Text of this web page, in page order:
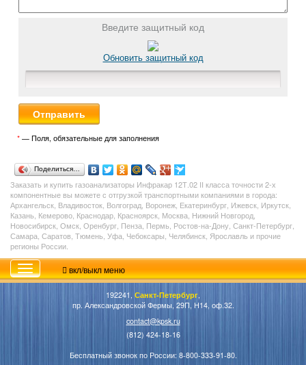
Введите защитный код
Обновить защитный код
* — Поля, обязательные для заполнения
Поделиться…
Заказать и купить газоанализаторы Инфракар 12Т.02 II класса точности 2-х
компонентные вы можете с отгрузкой транспортными компаниями в города:
Архангельск, Владивосток, Волгоград, Воронеж, Екатеринбург, Ижевск, Иркутск,
Казань, Кемерово, Краснодар, Красноярск, Москва, Нижний Новгород,
Новосибирск, Омск, Оренбург, Пенза, Пермь, Ростов-на-Дону, Санкт-Петербург,
Самара, Саратов, Тюмень, Уфа, Чебоксары, Челябинск, Ярославль и прочие
регионы России.
вкл/выкл меню
192241, Санкт-Петербург,
пр. Александровской Фермы, 29П, Н14, оф.32.
contact@kpsk.ru
(812) 424-18-16
Бесплатный звонок по России: 8-800-333-91-80.